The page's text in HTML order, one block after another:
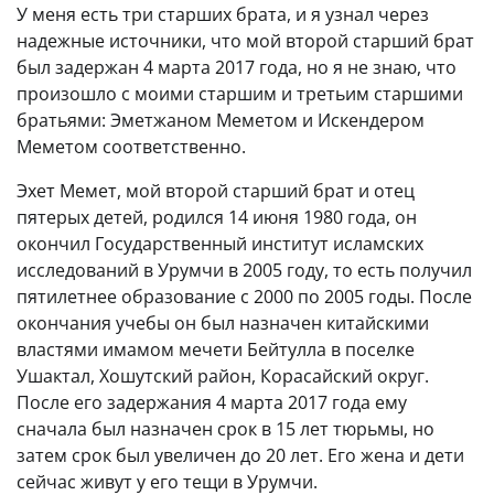
У меня есть три старших брата, и я узнал через
надежные источники, что мой второй старший брат
был задержан 4 марта 2017 года, но я не знаю, что
произошло с моими старшим и третьим старшими
братьями: Эметжаном Меметом и Искендером
Меметом соответственно.
Эхет Мемет, мой второй старший брат и отец
пятерых детей, родился 14 июня 1980 года, он
окончил Государственный институт исламских
исследований в Урумчи в 2005 году, то есть получил
пятилетнее образование с 2000 по 2005 годы. После
окончания учебы он был назначен китайскими
властями имамом мечети Бейтулла в поселке
Ушактал, Хошутский район, Корасайский округ.
После его задержания 4 марта 2017 года ему
сначала был назначен срок в 15 лет тюрьмы, но
затем срок был увеличен до 20 лет. Его жена и дети
сейчас живут у его тещи в Урумчи.